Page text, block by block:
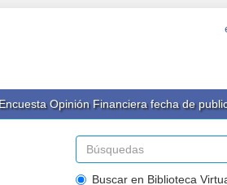
Opinión Financiera fecha de
Buscar en Biblioteca